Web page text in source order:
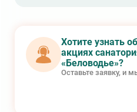
уходовые процедуры,
мезотерапию с
удаление бородавок.
Хотите узнать
акциях
«Беловодье»?
Оставьте заявку, и